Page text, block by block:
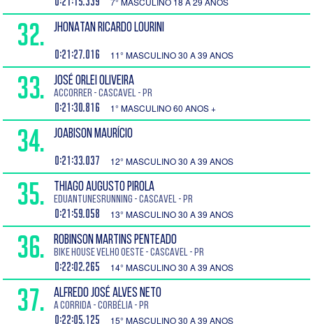
32. JHONATAN RICARDO LOURINI
0:21:27.016 11° MASCULINO 30 A 39 ANOS
33. JOSÉ ORLEI OLIVEIRA
Accorrer - Cascavel - PR
0:21:30.816 1° MASCULINO 60 ANOS +
34. JOABISON MAURÍCIO
0:21:33.037 12° MASCULINO 30 A 39 ANOS
35. THIAGO AUGUSTO PIROLA
EduantunesRunning - Cascavel - PR
0:21:59.058 13° MASCULINO 30 A 39 ANOS
36. ROBINSON MARTINS PENTEADO
Bike House Velho Oeste - Cascavel - PR
0:22:02.265 14° MASCULINO 30 A 39 ANOS
37. ALFREDO JOSÉ ALVES NETO
A corrida - Corbélia - PR
0:22:05.125 15° MASCULINO 30 A 39 ANOS